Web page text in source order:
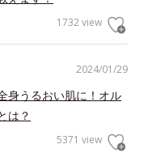
1732 view
2024/01/29
身うるおい肌に！オル
は？
5371 view